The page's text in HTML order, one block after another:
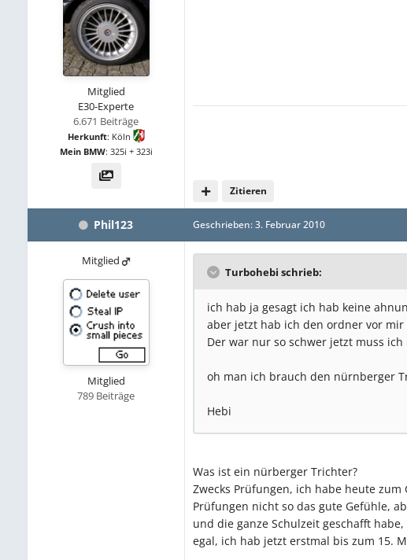
Mitglied
E30-Experte
6.671 Beiträge
Herkunft: Köln
Mein BMW: 325i + 323i
Zitieren
Phil123
Mitglied
Mitglied
789 Beiträge
Geschrieben:3. Februar 2010
Turbohebi schrieb:
ich hab ja gesagt ich hab keine
aber jetzt hab ich den ordner vor mir
Der war nur so schwer jetzt muss
oh man ich brauch den nürnberger
Hebi
Was ist ein nürberger Trichter?
Zwecks Prüfungen, ich habe heute
Prüfungen nicht so das gute Gefühle,
und die ganze Schulzeit geschafft
egal, ich hab jetzt erstmal bis zum 15.